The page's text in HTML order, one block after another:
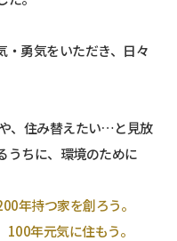
・勇気をいただき、日々
、住み替えたい…と見放
うちに、環境のために
年持つ家を創ろう。
年元気に住もう。